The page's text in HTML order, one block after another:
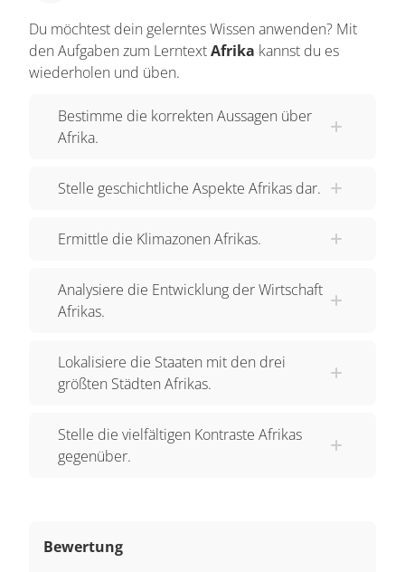
Du möchtest dein gelerntes Wissen anwenden? Mit
den Aufgaben zum LerntextAfrika kannst du es
wiederholen und üben.
Bestimme die korrekten Aussagen über
Afrika.
Stelle geschichtliche Aspekte Afrikas dar.
Ermittle die Klimazonen Afrikas.
Analysiere die Entwicklung der Wirtschaft
Afrikas.
Lokalisiere die Staaten mit den drei
größten Städten Afrikas.
Stelle die vielfältigen Kontraste Afrikas
gegenüber.
Bewertung